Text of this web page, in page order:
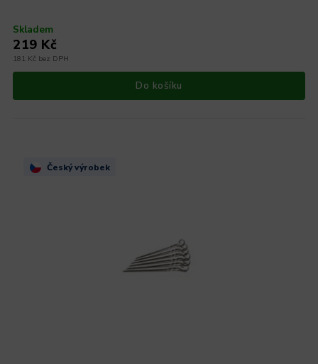
Skladem
181 Kč bez DPH
219 Kč
Do košíku
Český výrobek